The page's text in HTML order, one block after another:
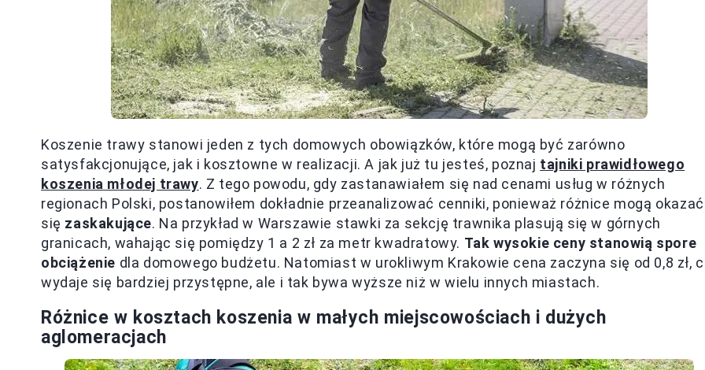
Koszenie trawy stanowi jeden z tych domowych obowiązków, które mogą być zarówno
satysfakcjonujące, jak i kosztowne w realizacji. A jak już tu jesteś, poznaj tajniki prawidłowego
koszenia młodej trawy. Z tego powodu, gdy zastanawiałem się nad cenami usług w różnych
regionach Polski, postanowiłem dokładnie przeanalizować cenniki, ponieważ różnice mogą okazać
się zaskakujące. Na przykład w Warszawie stawki za sekcję trawnika plasują się w górnych
granicach, wahając się pomiędzy 1 a 2 zł za metr kwadratowy. Tak wysokie ceny stanowią spore
obciążenie dla domowego budżetu. Natomiast w urokliwym Krakowie cena zaczyna się od 0,8 zł,
wydaje się bardziej przystępne, ale i tak bywa wyższe niż w wielu innych miastach.
Różnice w kosztach koszenia w małych miejscowościach i dużych
aglomeracjach